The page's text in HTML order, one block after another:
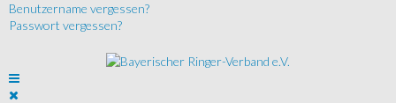
Benutzername vergessen?
Passwort vergessen?